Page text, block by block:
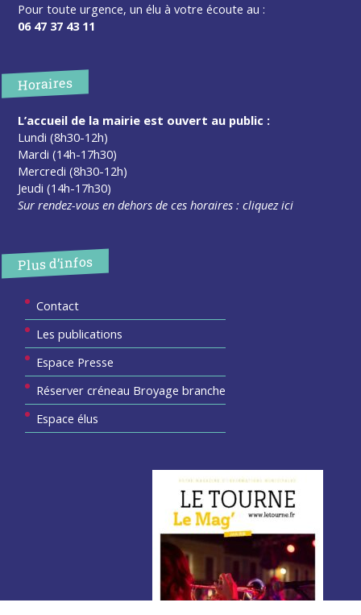
Pour toute urgence, un élu à votre écoute au :
06 47 37 43 11
Horaires
L’accueil de la mairie est ouvert au public :
Lundi (8h30-12h)
Mardi (14h-17h30)
Mercredi (8h30-12h)
Jeudi (14h-17h30)
Sur rendez-vous en dehors de ces horaires :cliquez ici
Plus d’infos
Contact
Les publications
Espace Presse
Réserver créneau Broyage branche
Espace élus